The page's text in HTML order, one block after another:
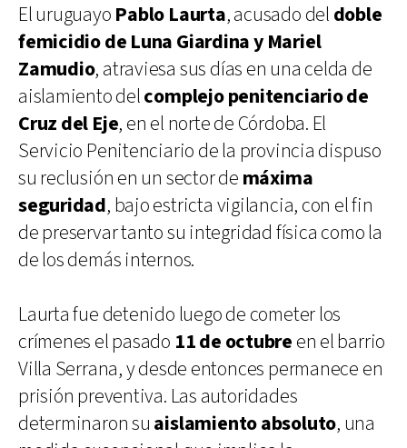
El uruguayo Pablo Laurta, acusado del doble
femicidio de Luna Giardina y Mariel
Zamudio, atraviesa sus días en una celda de
aislamiento delcomplejo penitenciario de
Cruz del Eje, en el norte de Córdoba. El
Servicio Penitenciario de la provincia dispuso
su reclusión en un sector de máxima
seguridad, bajo estricta vigilancia, con el fin
de preservar tanto su integridad física como la
de los demás internos.
Laurta fue detenido luego de cometer los
crímenes el pasado 11 de octubre en el barrio
Villa Serrana, y desde entonces permanece en
prisión preventiva. Las autoridades
determinaron su aislamiento absoluto, una